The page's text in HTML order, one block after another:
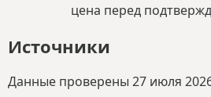
цена перед
Источники
Данные проверены 27 июля